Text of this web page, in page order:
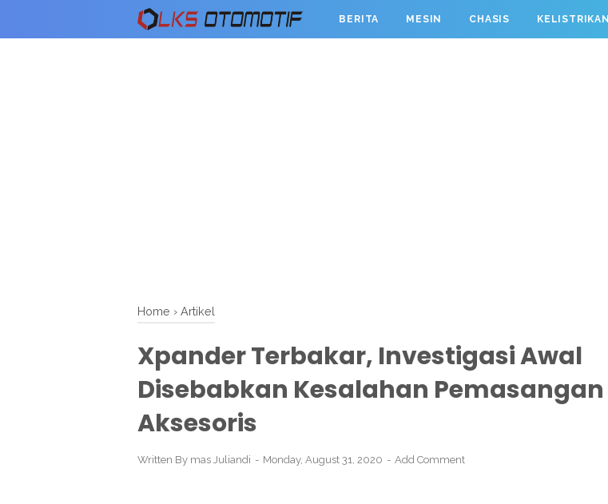
BERITA MESIN CHASIS KELISTRIKAN
Home › Artikel
Xpander Terbakar, Investigasi Awal
Disebabkan Kesalahan Pemasangan
Aksesoris
Written By mas Juliandi Monday, August 31, 2020 Add Comment